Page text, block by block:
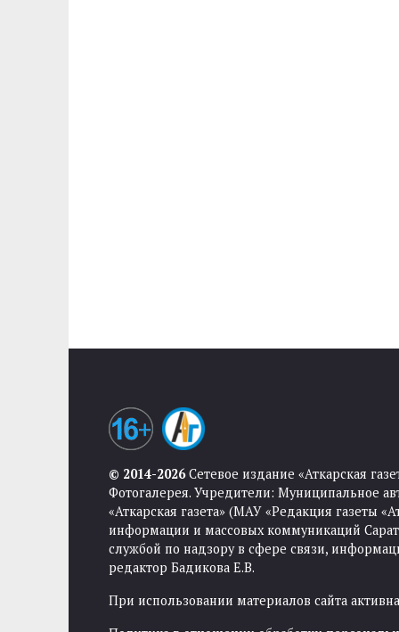
© 2014-2026Сетевое издание «Аткарская
Фотогалерея. Учредители: Муниципальное
«Аткарская газета» (МАУ «Редакция газеты
информации и массовых коммуникаций
службой по надзору в сфере связи,
редактор Бадикова Е.В.
При использовании материалов сайта